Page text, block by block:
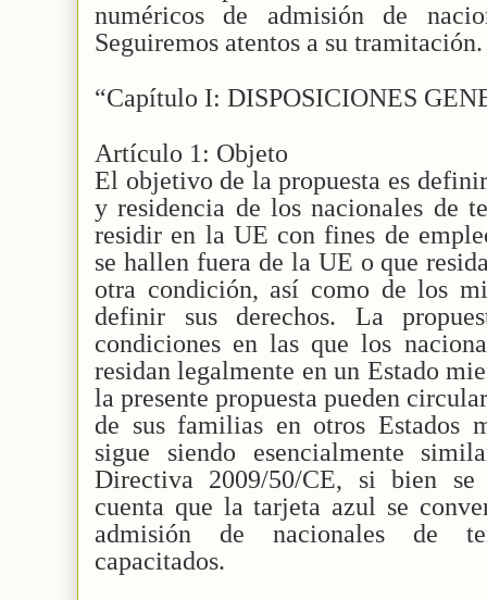
numéricos de admisión de
Seguiremos atentos a su tramitación.
“Capítulo I: DISPOSICIONES
Artículo 1: Objeto
El objetivo de la propuesta es
y residencia de los nacionales de
residir en la UE con fines de
se hallen fuera de la UE o que
otra condición, así como de los
definir sus derechos. La
condiciones en las que los
residan legalmente en un Estado
la presente propuesta pueden
de sus familias en otros Estados
sigue siendo esencialmente
Directiva 2009/50/CE, si bien se
cuenta que la tarjeta azul se
admisión de nacionales de
capacitados.